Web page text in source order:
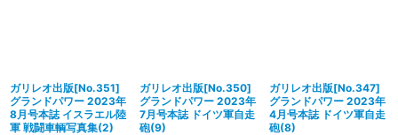
ガリレオ出版[No.351]
グランドパワー 2023年
8月号本誌 イスラエル陸
軍 戦闘車輌写真集(2)
ガリレオ出版[No.350]
グランドパワー 2023年
7月号本誌 ドイツ軍自走
砲(9)
ガリレオ出版[No.347]
グランドパワー 2023年
4月号本誌 ドイツ軍自走
砲(8)